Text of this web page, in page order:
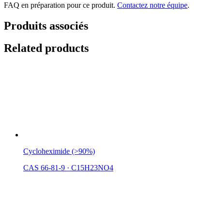
FAQ en préparation pour ce produit. Contactez notre équipe.
Produits associés
Related products
Cycloheximide (>90%)
CAS 66-81-9 · C15H23NO4